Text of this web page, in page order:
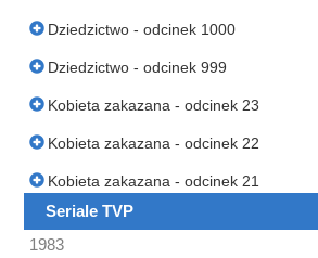
Dziedzictwo - odcinek 1000
Dziedzictwo - odcinek 999
Kobieta zakazana - odcinek 23
Kobieta zakazana - odcinek 22
Kobieta zakazana - odcinek 21
Seriale TVP
1983